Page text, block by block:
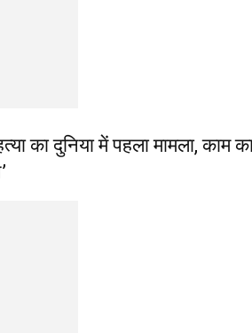
का दुनिया में पहला मामला, काम